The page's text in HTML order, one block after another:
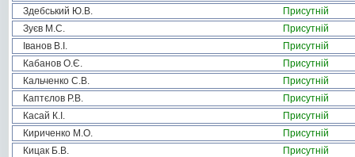
Здебський Ю.В.
Присутній
Зуєв М.С.
Присутній
Іванов В.І.
Присутній
Кабанов О.Є.
Присутній
Кальченко С.В.
Присутній
Каптєлов Р.В.
Присутній
Касай К.І.
Присутній
Кириченко М.О.
Присутній
Кицак Б.В.
Присутній